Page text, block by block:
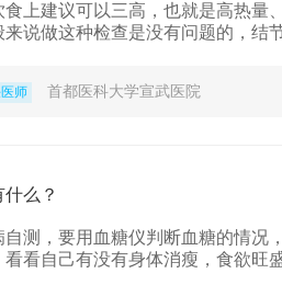
上建议可以三高，也就是高热
说做这种检查是没有问题的，结
师 首都医科大学宣武医院
么？
测，要用血糖仪判断血糖的情况
看自己有没有身体消瘦，食欲旺